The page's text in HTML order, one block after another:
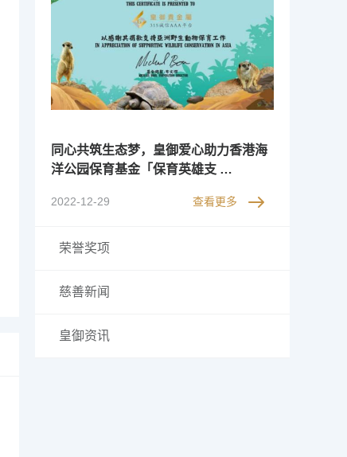
同心共筑生态梦，皇御爱心助力香港海
洋公园保育基金「保育英雄支 …
2022-12-29 查看更多
荣誉奖项
慈善新闻
皇御资讯